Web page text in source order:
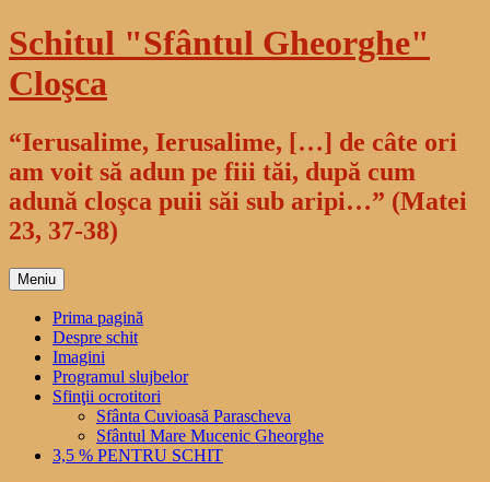
Sari
la
conținut
Schitul "Sfântul Gheorghe"
Cloşca
“Ierusalime, Ierusalime, […] de câte ori
am voit să adun pe fiii tăi, după cum
adună cloşca puii săi sub aripi…” (Matei
23, 37-38)
Meniu
Prima pagină
Despre schit
Imagini
Programul slujbelor
Sfinţii ocrotitori
Sfânta Cuvioasă Parascheva
Sfântul Mare Mucenic Gheorghe
3,5 % PENTRU SCHIT